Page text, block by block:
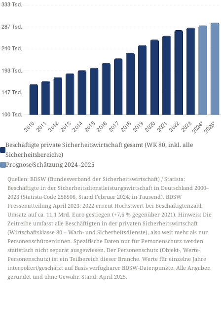
Beschäftigte private Sicherheitswirtschaft gesamt (WK 80, inkl. alle
Sicherheitsbereiche)
Prognose/Schätzung 2024–2025
Quellen: BDSW (Bundesverband der Sicherheitswirtschaft) / Statista:
Beschäftigte in der Sicherheitsdienstleistungswirtschaft in Deutschland 2000–
2023 (Statista-Code 258508, Stand Februar 2024, in Tausend). BDSW
Pressemitteilung April 2023: 2022 erneut Höchstwert bei Beschäftigtenzahl,
Umsatz auf ca. 11,1 Mrd. Euro gestiegen (+7,6 % gegenüber 2021). Hinweis: Die
Zeitreihe umfasst alle Beschäftigten in der privaten Sicherheitswirtschaft
(Wirtschaftsklasse 80 – Wach- und Sicherheitsdienste), also weit mehr als nur
Personenschützer/innen. Spezifische Daten nur für Personenschutz werden
statistisch nicht separat ausgewiesen. Der Personenschutz (Objekt-, Werte-,
Personenschutz) ist ein Teilbereich dieser Branche. Werte für einzelne Jahre
interpoliert/geschätzt auf Basis verfügbarer BDSW-Datenpunkte. Alle Angaben
gerundet und ohne Gewähr. Stand: April 2025.